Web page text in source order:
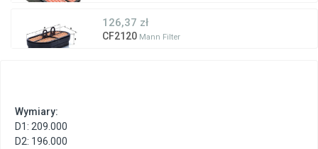
126,37 zł
CF2120 Mann Filter
Wymiary:
D1: 209.000
D2: 196.000